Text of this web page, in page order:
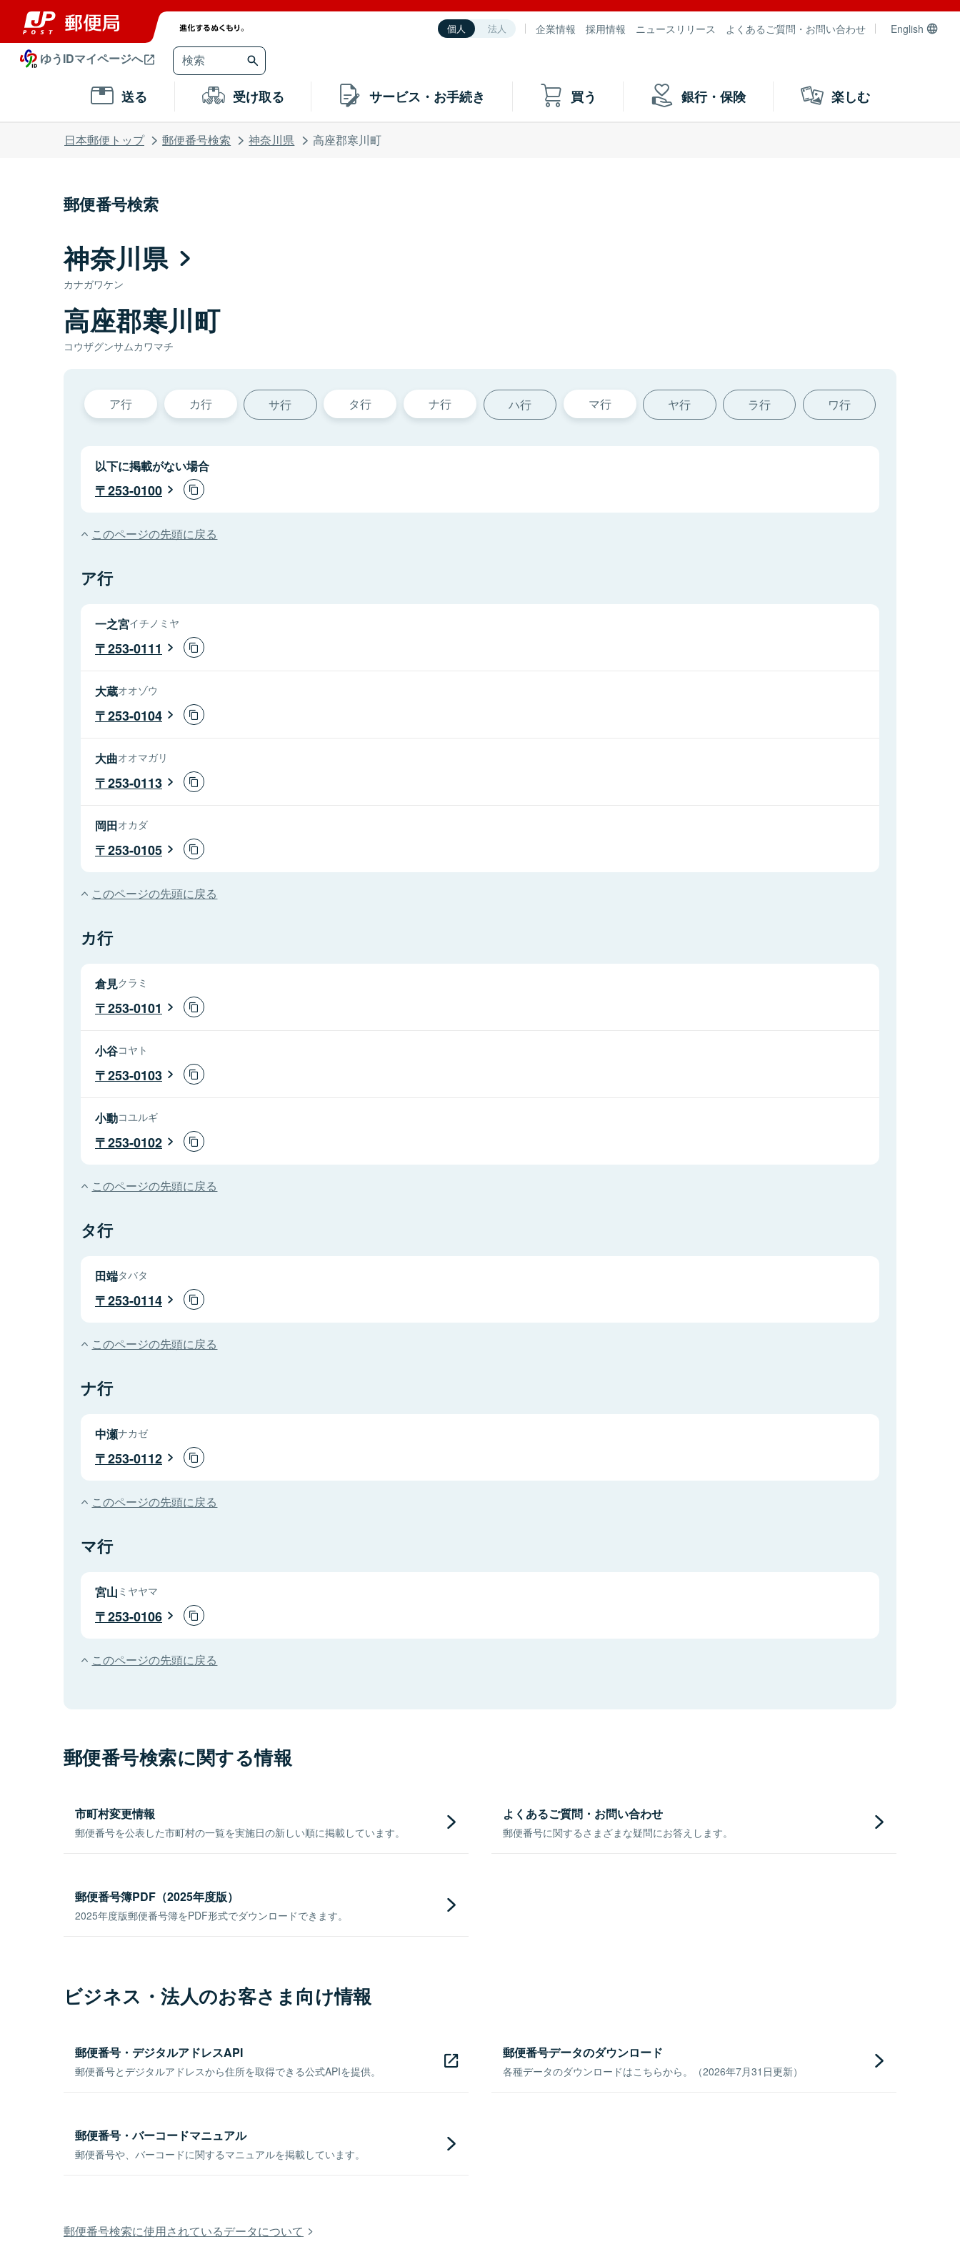
個人 法人 企業情報 採用情報 ニュースリリース よくあるご質問・お問い合わせ English
ゆうIDマイページへ
送る 受け取る サービス・お手続き 買う 銀行・保険 楽しむ
日本郵便トップ 郵便番号検索 神奈川県 高座郡寒川町
郵便番号検索
神奈川県
カナガワケン
高座郡寒川町
コウザグンサムカワマチ
ア行 カ行 サ行 タ行 ナ行 ハ行 マ行 ヤ行 ラ行 ワ行
以下に掲載がない場合
253-0100
このページの先頭に戻る
ア行
一之宮イチノミヤ
253-0111
大蔵オオゾウ
253-0104
大曲オオマガリ
253-0113
岡田オカダ
253-0105
このページの先頭に戻る
カ行
倉見クラミ
253-0101
小谷コヤト
253-0103
小動コユルギ
253-0102
このページの先頭に戻る
タ行
田端タバタ
253-0114
このページの先頭に戻る
ナ行
中瀬ナカゼ
253-0112
このページの先頭に戻る
マ行
宮山 ミヤヤマ
253-0106
このページの先頭に戻る
郵便番号検索に関する情報
市町村変更情報
郵便番号を公表した市町村の一覧を実施日の新しい順に掲載しています。
よくあるご質問・お問い合わせ
郵便番号に関するさまざまな疑問にお答えします。
郵便番号簿PDF（2025年度版）
2025年度版郵便番号簿をPDF形式でダウンロードできます。
ビジネス・法人のお客さま向け情報
郵便番号・デジタルアドレスAPI
郵便番号とデジタルアドレスから住所を取得できる公式APIを提供。
郵便番号データのダウンロード
各種データのダウンロードはこちらから。（2026年7月31日更新）
郵便番号・バーコードマニュアル
郵便番号や、バーコードに関するマニュアルを掲載しています。
郵便番号検索に使用されているデータについて